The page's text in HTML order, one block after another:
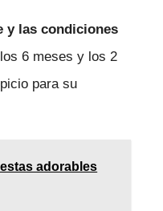
y las condiciones
6 meses y los 2
para su
adorables